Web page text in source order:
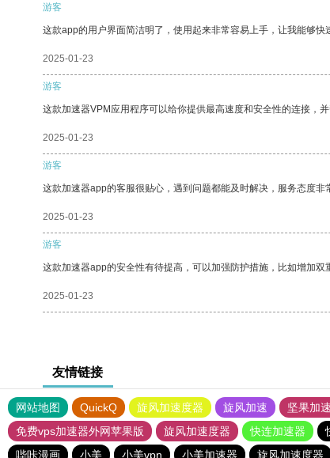
游客
这款app的用户界面简洁明了，使用起来非常容易上手，让我能够快
2025-01-23
游客
这款加速器VPM应用程序可以给你提供最高速度和安全性的连接，并
2025-01-23
游客
这款加速器app的客服很贴心，遇到问题都能及时解决，服务态度非
2025-01-23
游客
这款加速器app的安全性有待提高，可以加强防护措施，比如增加双
2025-01-23
友情链接
网站地图 QuickQ 旋风加速度器 旋风加速 坚果加
免费vps加速器外网苹果版
旋风加速度器 快连加速器
哔咔漫画
小美 小美vpn 小美加速器 旋风加速度器